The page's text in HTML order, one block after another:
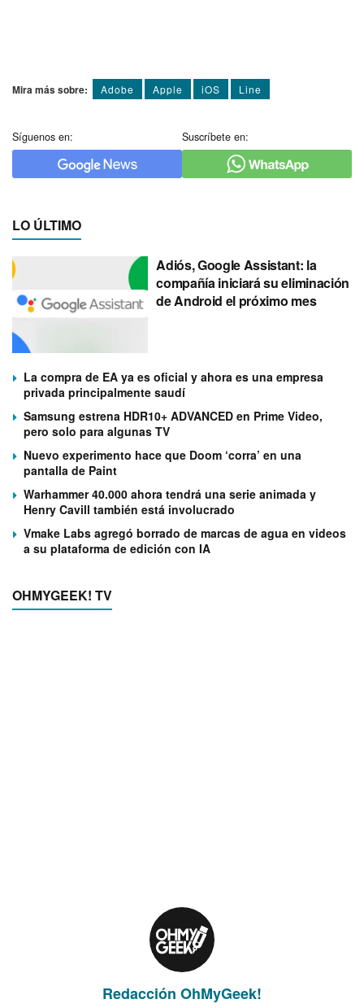
Mira más sobre: Adobe Apple iOS Line
Síguenos en: Suscríbete en:
LO ÚLTIMO
Adiós, Google Assistant: la
compañía iniciará su eliminación
de Android el próximo mes
La compra de EA ya es oficial y ahora es una empresa
privada principalmente saudí
Samsung estrena HDR10+ ADVANCED en Prime Video,
pero solo para algunas TV
Nuevo experimento hace que Doom ‘corra’ en una
pantalla de Paint
Warhammer 40.000 ahora tendrá una serie animada y
Henry Cavill también está involucrado
Vmake Labs agregó borrado de marcas de agua en videos
a su plataforma de edición con IA
OHMYGEEK! TV
Redacción OhMyGeek!